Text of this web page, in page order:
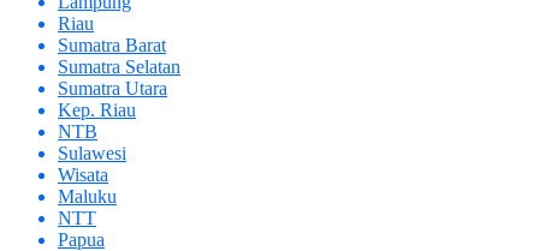
Riau
Sumatra Barat
Sumatra Selatan
Sumatra Utara
Kep. Riau
NTB
Sulawesi
Wisata
Maluku
NTT
Papua